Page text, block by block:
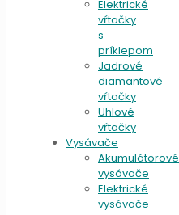
Elektrické
vŕtačky
s
príklepom
Jadrové
diamantové
vŕtačky
Uhlové
vŕtačky
Vysávače
Akumulátorové
vysávače
Elektrické
vysávače